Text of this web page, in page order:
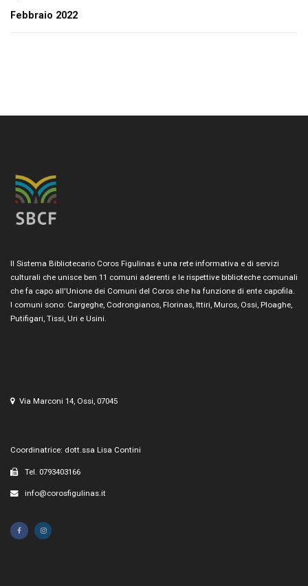
Febbraio 2022
Il Sistema Bibliotecario Coros Figulinas è una rete informativa e di servizi
culturali che unisce ben 11 comuni aderenti e le rispettive biblioteche comunali
che fa capo all'Unione dei Comuni del Coros che ha funzione di ente capofila.
I comuni sono: Cargeghe, Codrongianos, Florinas, Ittiri, Muros, Ossi, Ploaghe,
Putifigari, Tissi, Uri e Usini.
Via Marconi 14, Ossi, 07045
Coordinatrice: dott.ssa Lisa Contini
Tel. 0793403166
info@corosfigulinas.it